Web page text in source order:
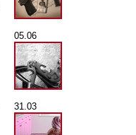
05.06
31.03